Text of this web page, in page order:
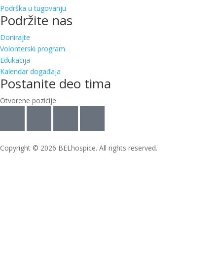
Podrška u tugovanju
Podržite nas
Donirajte
Volonterski program
Edukacija
Kalendar događaja
Postanite deo tima
Otvorene pozicije
Copyright © 2026 BELhospice. All rights reserved.